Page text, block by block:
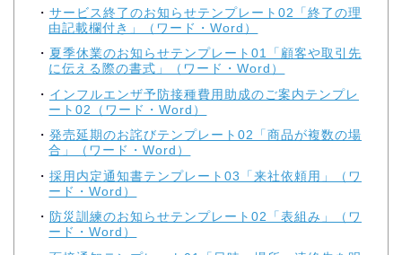
サービス終了のお知らせテンプレート02「終了の理
由記載欄付き」（ワード・Word）
夏季休業のお知らせテンプレート01「顧客や取引先
に伝える際の書式」（ワード・Word）
インフルエンザ予防接種費用助成のご案内テンプレ
ート02（ワード・Word）
発売延期のお詫びテンプレート02「商品が複数の場
合」（ワード・Word）
採用内定通知書テンプレート03「来社依頼用」（ワ
ード・Word）
防災訓練のお知らせテンプレート02「表組み」（ワ
ード・Word）